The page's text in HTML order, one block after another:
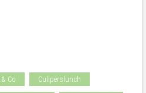
Co Culiperslunch